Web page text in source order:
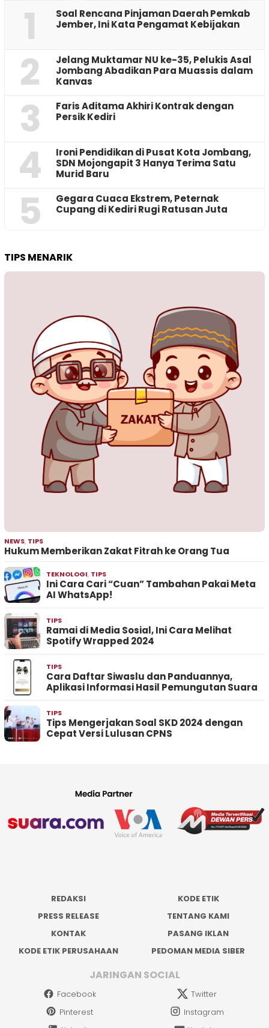
1
‎Soal Rencana Pinjaman Daerah Pemkab
Jember, Ini Kata Pengamat Kebijakan ‎
2
Jelang Muktamar NU ke-35, Pelukis Asal
Jombang Abadikan Para Muassis dalam
Kanvas
3
Faris Aditama Akhiri Kontrak dengan
Persik Kediri
4
Ironi Pendidikan di Pusat Kota Jombang,
SDN Mojongapit 3 Hanya Terima Satu
Murid Baru
5
‎Gegara Cuaca Ekstrem, Peternak
Cupang di Kediri Rugi Ratusan Juta
TIPS MENARIK
NEWS, TIPS
Hukum Memberikan Zakat Fitrah ke Orang Tua
TEKNOLOGI, TIPS
Ini Cara Cari “Cuan” Tambahan Pakai Meta
AI WhatsApp!
TIPS
Ramai di Media Sosial, Ini Cara Melihat
Spotify Wrapped 2024
TIPS
Cara Daftar Siwaslu dan Panduannya,
Aplikasi Informasi Hasil Pemungutan Suara
TIPS
Tips Mengerjakan Soal SKD 2024 dengan
Cepat Versi Lulusan CPNS
REDAKSI
KODE ETIK
PRESS RELEASE
TENTANG KAMI
KONTAK
PASANG IKLAN
KODE ETIK PERUSAHAAN
PEDOMAN MEDIA SIBER
JARINGAN SOCIAL
Facebook
Twitter
Pinterest
Instagram